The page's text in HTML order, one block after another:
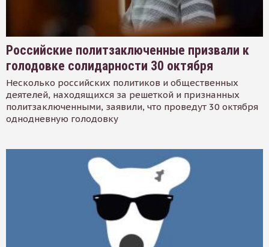
Российские политзаключенные призвали к
голодовке солидарности 30 октября
Несколько российских политиков и общественных
деятелей, находящихся за решеткой и признанных
политзаключенными, заявили, что проведут 30 октября
однодневную голодовку